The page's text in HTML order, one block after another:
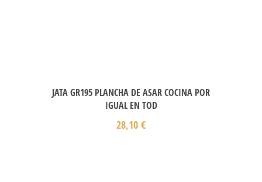
JATA GR195 PLANCHA DE ASAR COCINA POR
IGUAL EN TOD
28,10 €